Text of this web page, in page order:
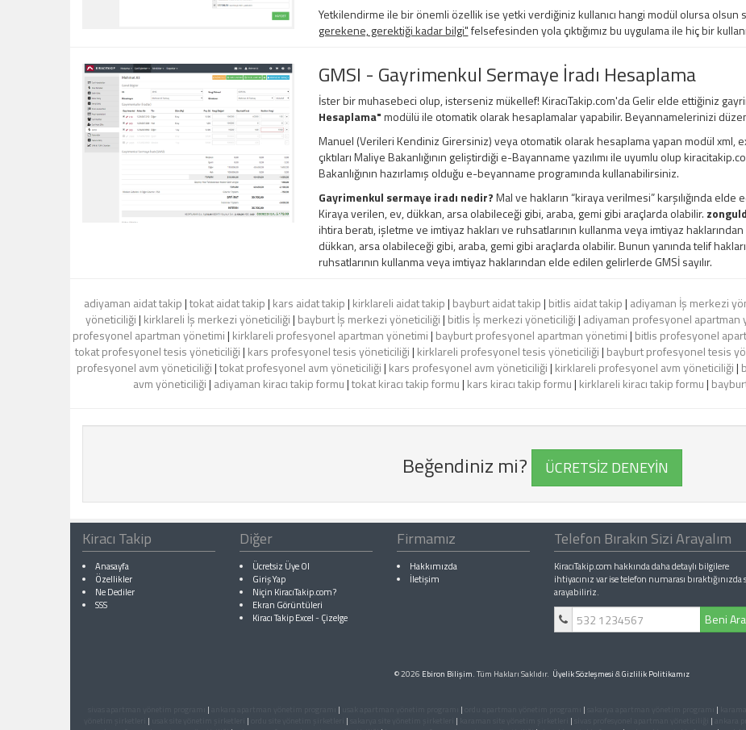
Yetkilendirme ile bir önemli özellik ise yetki verdiğiniz kullanıcı hangi modül olursa
gerekene, gerektiği kadar bilgi"felsefesinden yola çıktığımız bu uygulama ile hiç bir
GMSI - Gayrimenkul Sermaye İradı Hesaplama
İster bir muhasebeci olup, isterseniz mükellef! KiracıTakip.com'da Gelir elde ettiğiniz
Hesaplama"modülü ile otomatik olarak hesaplamalar yapabilir. Beyannamelerinizi
Manuel (Verileri Kendiniz Girersiniz) veya otomatik olarak hesaplama yapan modül xml,
çıktıları Maliye Bakanlığının geliştirdiği e-Bayanname yazılımı ile uyumlu olup
Bakanlığının hazırlamış olduğu e-beyanname programında kullanabilirsiniz.
Gayrimenkul sermaye iradı nedir?Mal ve hakların “kiraya verilmesi” karşılığında elde
Kiraya verilen, ev, dükkan, arsa olabileceği gibi, araba, gemi gibi araçlarda olabilir.
ihtira beratı, işletme ve imtiyaz hakları ve ruhsatlarının kullanma veya imtiyaz
dükkan, arsa olabileceği gibi, araba, gemi gibi araçlarda olabilir. Bunun yanında telif
ruhsatlarının kullanma veya imtiyaz haklarından elde edilen gelirlerde GMSİ sayılır.
adiyaman aidat takip|tokat aidat takip| kars aidat takip| kirklareli aidat takip| bayburt aidat takip| bitlis aidat takip| adiyaman İş merkezi
yöneticiliği| kirklareli İş merkezi yöneticiliği| bayburt İş merkezi yöneticiliği| bitlis İş merkezi yöneticiliği| adiyaman profesyonel apartman
profesyonel apartman yönetimi| kirklareli profesyonel apartman yönetimi| bayburt profesyonel apartman yönetimi| bitlis profesyonel
tokat profesyonel tesis yöneticiliği| kars profesyonel tesis yöneticiliği| kirklareli profesyonel tesis yöneticiliği| bayburt profesyonel tesis
profesyonel avm yöneticiliği|tokat profesyonel avm yöneticiliği| kars profesyonel avm yöneticiliği| kirklareli profesyonel avm yöneticiliği|
avm yöneticiliği| adiyaman kiracı takip formu|tokat kiracı takip formu| kars kiracı takip formu| kirklareli kiracı takip formu|
Beğendiniz mi? ÜCRETSİZ DENEYİN
Kiracı Takip
Anasayfa
Özellikler
Ne Dediler
SSS
Diğer
Ücretsiz Üye Ol
Giriş Yap
Niçin KiracıTakip.com?
Ekran Görüntüleri
Kiracı Takip Excel- Çizelge
Firmamız
Hakkımızda
İletişim
Telefon Bırakın Sizi Arayalım
KiracıTakip.com hakkında daha detaylı bilgilere
ihtiyacınız var ise telefon numarası bıraktığınızda
arayabiliriz.
Beni
© 2026 Ebiron Bilişim. Tüm Hakları Saklıdır. Üyelik Sözleşmesi &Gizlilik Politikamız
| | | | |
| | | | | |